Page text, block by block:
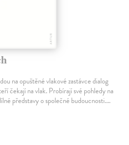
na opuštěné vlakové zastávce dialog
čekají na vlak. Probírají své pohledy na
představy o společné budoucnosti.…